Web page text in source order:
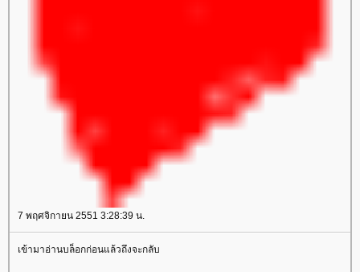
7 พฤศจิกายน 2551 3:28:39 น.
เข้ามาอ่านบล็อกก่อนแล้วถึงจะกลับ